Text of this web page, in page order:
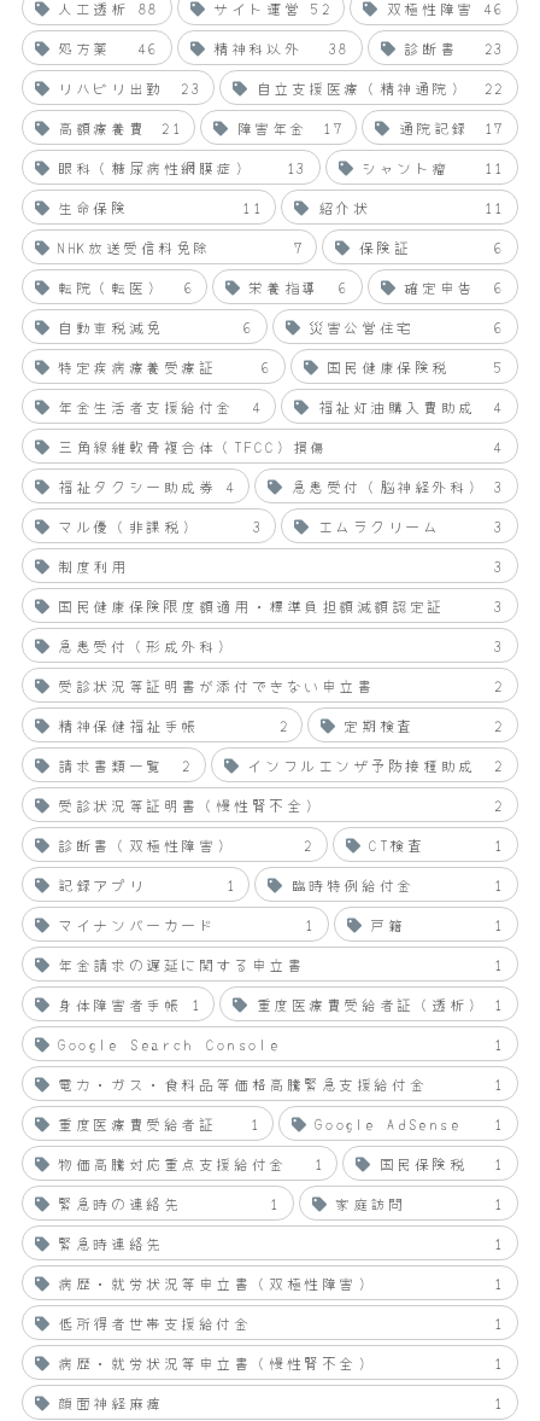
人工透析 88 サイト運営 52 双極性障害
46
処方薬
46 精神科以外 38 診断書
23
リハビリ出勤
23 自立支援医療（精神通院）
22
高額療養費
21 障害年金 17 通院記録
17
眼科（糖尿病性網膜症）
13 シャント瘤
11
生命保険
11 紹介状
11
NHK放送受信料免除
7 保険証
6
転院（転医）
6 栄養指導 6 確定申告
6
自動車税減免
6 災害公営住宅
6
特定疾病療養受療証
6 国民健康保険税
5
年金生活者支援給付金
4 福祉灯油購入費助成
4
三角線維軟骨複合体（TFCC）損傷
4
福祉タクシー助成券
4 急患受付（脳神経外科）
3
マル優（非課税）
3 エムラクリーム
3
制度利用
3
国民健康保険限度額適用・標準負担額減額認定証
3
急患受付（形成外科）
3
受診状況等証明書が添付できない申立書
2
精神保健福祉手帳
2 定期検査
2
請求書類一覧
2 インフルエンザ予防接種助成
2
受診状況等証明書（慢性腎不全）
2
診断書（双極性障害）
2 CT検査
1
記録アプリ
1 臨時特例給付金
1
マイナンバーカード
1 戸籍
1
年金請求の遅延に関する申立書
1
身体障害者手帳
1 重度医療費受給者証（透析）
1
Google Search Console
1
電力・ガス・食料品等価格高騰緊急支援給付金
1
重度医療費受給者証
1 Google AdSense
1
物価高騰対応重点支援給付金
1 国民保険税
1
緊急時の連絡先
1 家庭訪問
1
緊急時連絡先
1
病歴・就労状況等申立書（双極性障害）
1
低所得者世帯支援給付金
1
病歴・就労状況等申立書（慢性腎不全）
1
顔面神経麻痺
1